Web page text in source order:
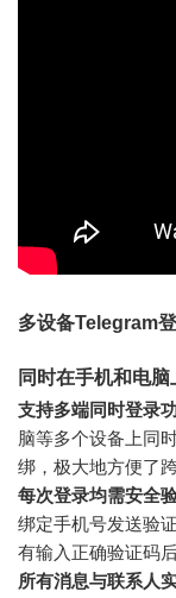
多设备Telegram
同时在手机和电
支持多端同时登录
脑等多个设备上同
绑，极大地方便了
每次登录均需安全
绑定手机号发送验
有输入正确验证码
所有消息与联系人